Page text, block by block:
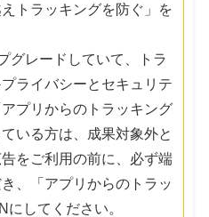
トラッキングを防ぐ」を
グレードしていて、トラ
ライバシーとセキュリテ
プリからのトラッキング
いる方は、成果対象外と
をご利用の前に、必ず端
、「アプリからのトラッ
にしてください。